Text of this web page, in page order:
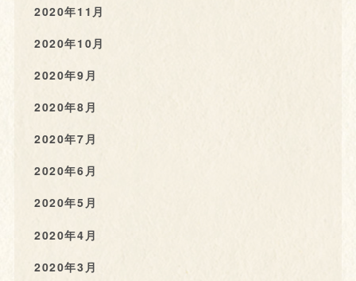
2020年11月
2020年10月
2020年9月
2020年8月
2020年7月
2020年6月
2020年5月
2020年4月
2020年3月